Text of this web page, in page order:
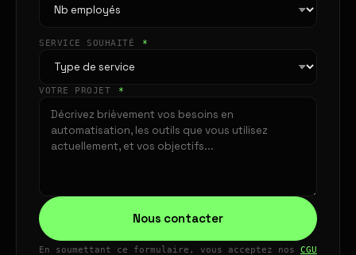
SERVICE SOUHAITÉ *
VOTRE PROJET *
Nous contacter
En soumettant ce formulaire, vous acceptez nos CGU